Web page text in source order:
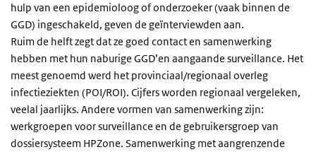
hulp van een epidemioloog of onderzoeker (vaak binnen de
GGD) ingeschakeld, geven de geïnterviewden aan.
Ruim de helft zegt dat ze goed contact en samenwerking
hebben met hun naburige GGD’en aangaande surveillance. Het
meest genoemd werd het provinciaal/regionaal overleg
infectieziekten (POI/ROI). Cijfers worden regionaal vergeleken,
veelal jaarlijks. Andere vormen van samenwerking zijn:
werkgroepen voor surveillance en de gebruikersgroep van
dossiersysteem HPZone. Samenwerking met aangrenzende